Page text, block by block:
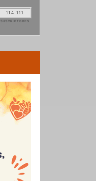
114.111
SUSCRIPTORES